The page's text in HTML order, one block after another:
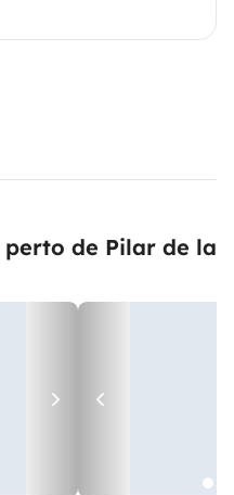
perto de Pilar de la